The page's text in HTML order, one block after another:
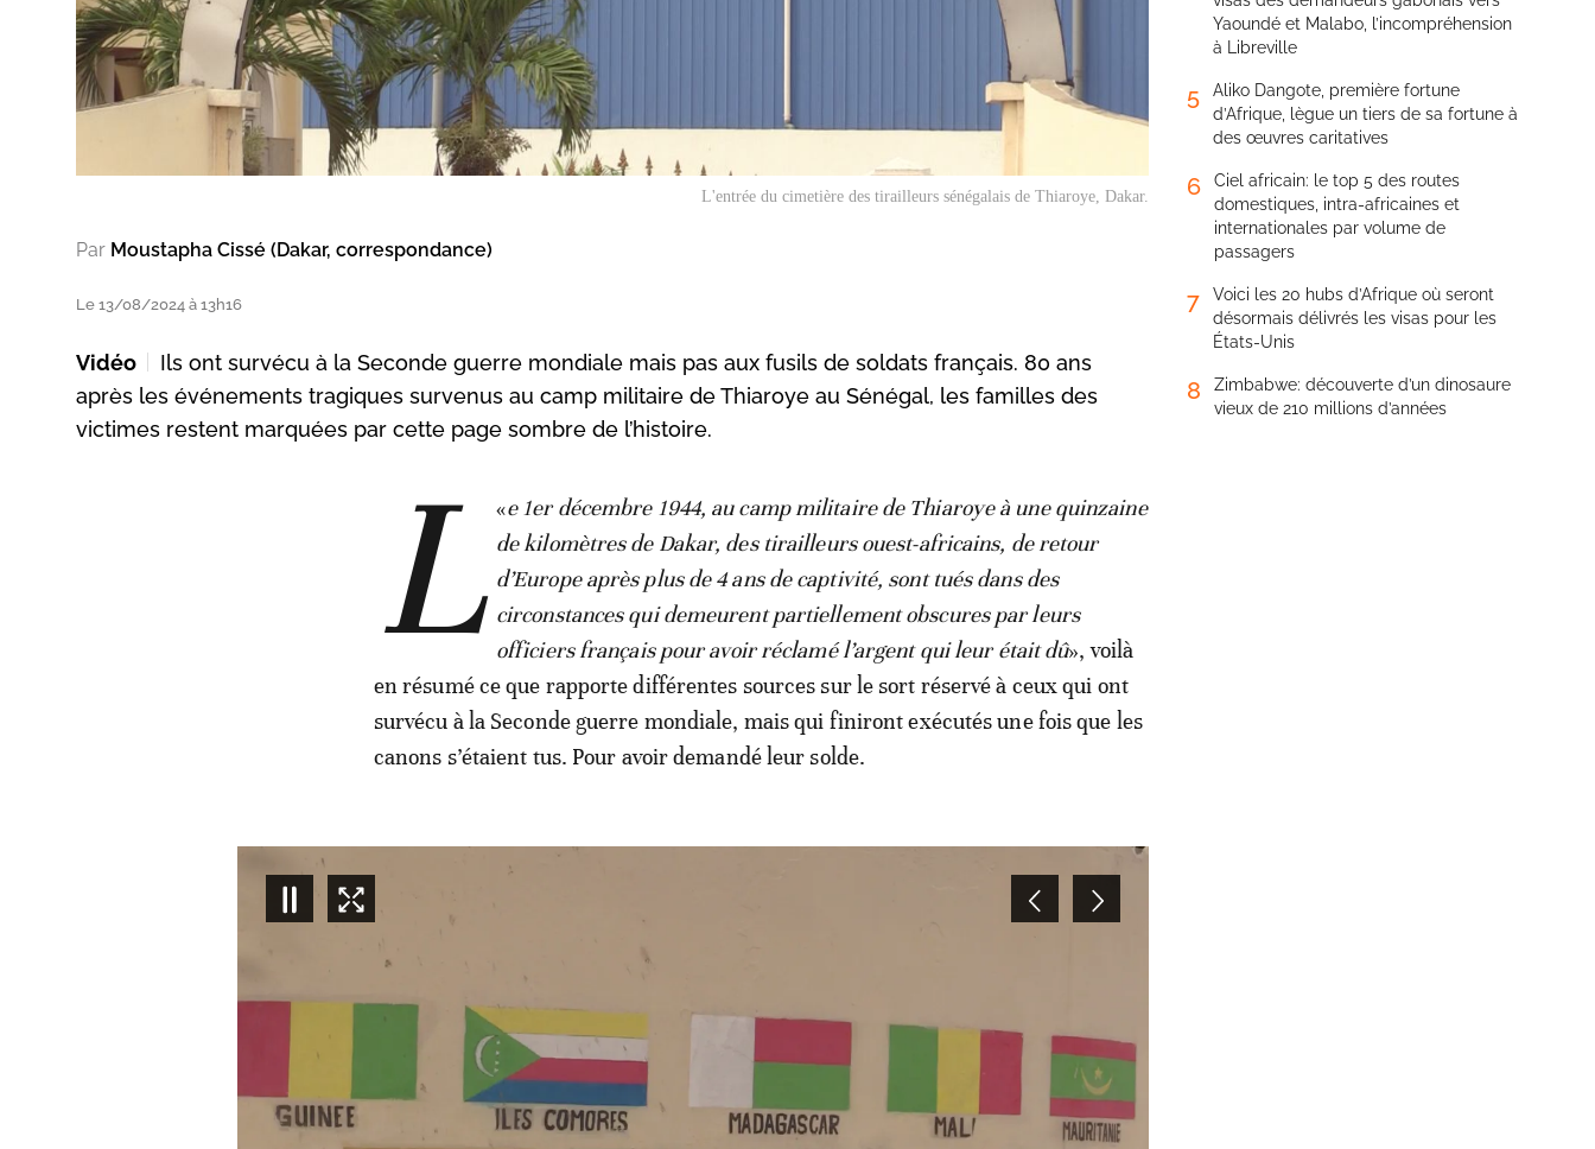
L'entrée du cimetière des tirailleurs sénégalais de Thiaroye, Dakar.
Par Moustapha Cissé (Dakar, correspondance)
Le 13/08/2024 à 13h16
Vidéo
Ils ont survécu à la Seconde guerre mondiale mais pas aux fusils de soldats français. 80 ans
après les événements tragiques survenus au camp militaire de Thiaroye au Sénégal, les familles des
victimes restent marquées par cette page sombre de l’histoire.
«
L
e 1er décembre 1944, au camp militaire de Thiaroye à une quinzaine
de kilomètres de Dakar, des tirailleurs ouest-africains, de retour
d’Europe après plus de 4 ans de captivité, sont tués dans des
circonstances qui demeurent partiellement obscures par leurs
officiers français pour avoir réclamé l’argent qui leur était dû», voilà
en résumé ce que rapporte différentes sources sur le sort réservé à ceux qui ont
survécu à la Seconde guerre mondiale, mais qui finiront exécutés une fois que les
canons s’étaient tus. Pour avoir demandé leur solde.
Yaoundé et Malabo, l’incompréhension
à Libreville
5
Aliko Dangote, première fortune
d’Afrique, lègue un tiers de sa fortune à
des œuvres caritatives
6
Ciel africain: le top 5 des routes
domestiques, intra-africaines et
internationales par volume de
passagers
7
Voici les 20 hubs d’Afrique où seront
désormais délivrés les visas pour les
États-Unis
8
Zimbabwe: découverte d’un dinosaure
vieux de 210 millions d’années